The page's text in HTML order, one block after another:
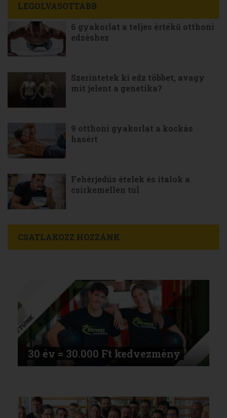
LEGOLVASOTTABB
6 gyakorlat a teljes értékű otthoni
edzéshez
Szerintetek ki edz többet, avagy
mit jelent a genetika?
9 otthoni gyakorlat a kockás
hasért
Fehérjedús ételek és italok a
csirkemellen túl
CSATLAKOZZ HOZZÁNK
30 év = 30.000 Ft kedvezmény